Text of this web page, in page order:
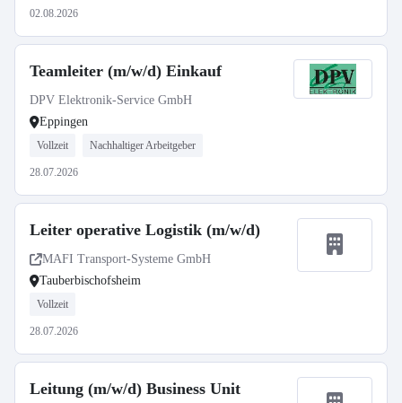
02.08.2026
Teamleiter (m/w/d) Einkauf
DPV Elektronik-Service GmbH
Eppingen
Vollzeit Nachhaltiger Arbeitgeber
28.07.2026
Leiter operative Logistik (m/w/d)
MAFI Transport-Systeme GmbH
Tauberbischofsheim
Vollzeit
28.07.2026
Leitung (m/w/d) Business Unit